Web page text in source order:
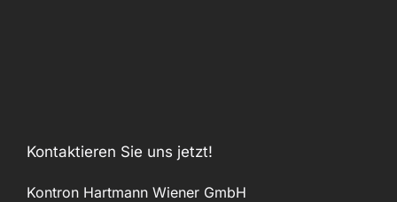
Kontaktieren Sie uns jetzt!
Kontron Hartmann Wiener GmbH